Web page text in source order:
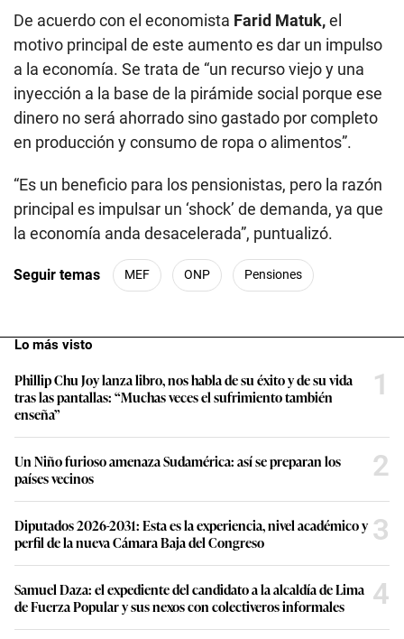
De acuerdo con el economista Farid Matuk,el
motivo principal de este aumento es dar un impulso
a la economía. Se trata de “un recurso viejo y una
inyección a la base de la pirámide social porque ese
dinero no será ahorrado sino gastado por completo
en producción y consumo de ropa o alimentos”.
“Es un beneficio para los pensionistas, pero la razón
principal es impulsar un ‘shock’ de demanda, ya que
la economía anda desacelerada”, puntualizó.
Seguir temas MEF ONP Pensiones
Lo más visto
Phillip Chu Joy lanza libro, nos habla de su éxito y de su vida
tras las pantallas: “Muchas veces el sufrimiento también
enseña”
1
Un Niño furioso amenaza Sudamérica: así se preparan los
países vecinos
2
Diputados 2026-2031: Esta es la experiencia, nivel académico y
perfil de la nueva Cámara Baja del Congreso
3
Samuel Daza: el expediente del candidato a la alcaldía de Lima
de Fuerza Popular y sus nexos con colectiveros informales
4